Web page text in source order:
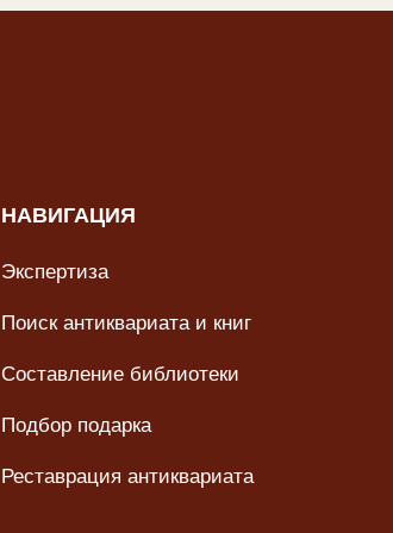
НАВИГАЦИЯ
Экспертиза
Поиск антиквариата и книг
Составление библиотеки
Подбор подарка
Реставрация антиквариата